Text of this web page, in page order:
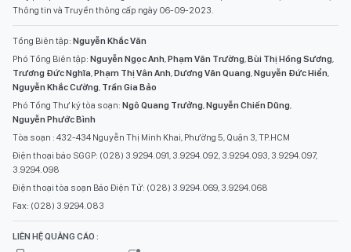
Thông tin và Truyền thông cấp ngày 06-09-2023.
Tổng Biên tập: Nguyễn Khắc Văn
Phó Tổng Biên tập: Nguyễn Ngọc Anh,Phạm Văn Trường,Bùi Thị Hồng Sương,
Trương Đức Nghĩa,Phạm Thị Vân Anh,Dương Văn Quang,Nguyễn Đức Hiển,
Nguyễn Khắc Cường, Trần Gia Bảo
Phó Tổng Thư ký tòa soạn: Ngô Quang Trưởng,Nguyễn Chiến Dũng,
Nguyễn Phước Bình
Tòa soạn : 432-434 Nguyễn Thị Minh Khai, Phường 5, Quận 3, TP.HCM
Điện thoại báo SGGP: (028) 3.9294.091, 3.9294.092, 3.9294.093, 3.9294.097,
3.9294.098
Điện thoại tòa soạn Báo Điện Tử: (028) 3.9294.069, 3.9294.068
Fax: (028) 3.9294.083
LIÊN HỆ QUẢNG CÁO :